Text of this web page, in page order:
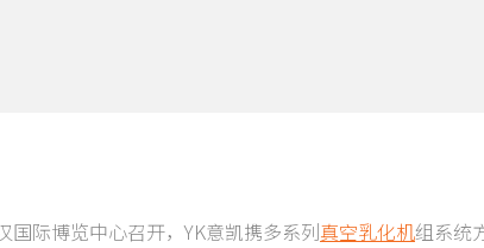
际博览中心召开，YK意凯携多系列真空乳化机组系统